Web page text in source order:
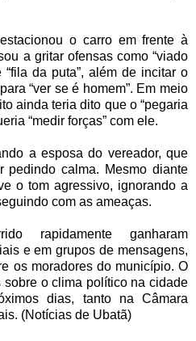
o carro em frente à
a gritar ofensas como “viado
“fila da puta”, além de incitar o
“ver se é homem”. Em meio
ainda teria dito que o “pegaria
“medir forças” com ele.
a esposa do vereador, que
pedindo calma. Mesmo diante
o tom agressivo, ignorando a
com as ameaças.
rapidamente ganharam
e em grupos de mensagens,
os moradores do município. O
o clima político na cidade
dias, tanto na Câmara
(Notícias de Ubatã)